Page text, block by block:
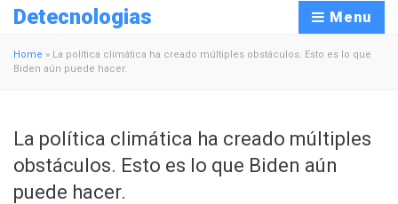
Detecnologias Menu
Home » La política climática ha creado múltiples obstáculos. Esto es lo que
Biden aún puede hacer.
La política climática ha creado múltiples
obstáculos. Esto es lo que Biden aún
puede hacer.